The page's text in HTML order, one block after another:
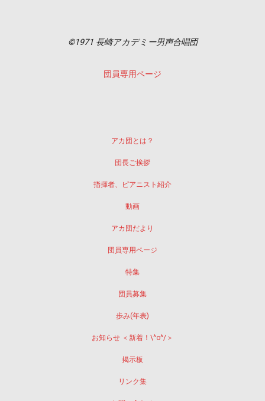
©1971 長崎アカデミー男声合唱団
団員専用ページ
アカ団とは？
団長ご挨拶
指揮者、ピアニスト紹介
動画
アカ団だより
団員専用ページ
特集
団員募集
歩み(年表)
お知らせ ＜新着！\^o^/＞
掲示板
リンク集